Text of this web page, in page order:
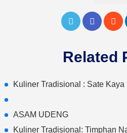
Related
Kuliner Tradisional : Sate Kaya
ASAM UDENG
Kuliner Tradisional: Timphan